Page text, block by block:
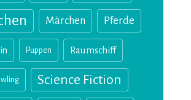
Märchen Pferde
Puppen Raumschiff
Science Fiction